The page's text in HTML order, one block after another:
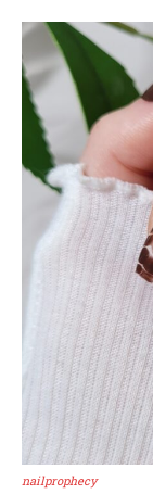
nailprophecy